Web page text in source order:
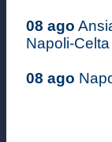
08 ago
Napoli-Celta
08 ago